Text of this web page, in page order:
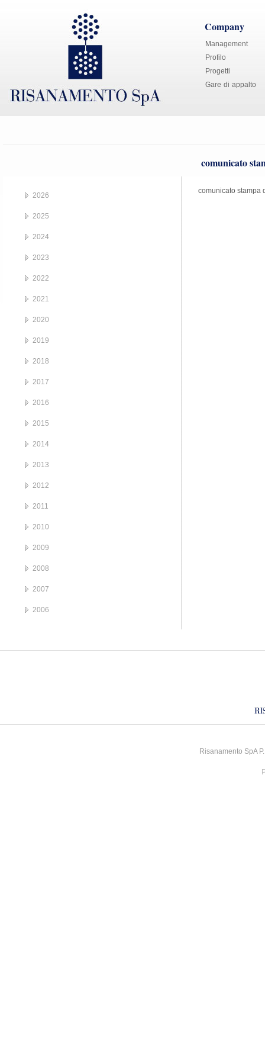
Company
Management
Profilo
Progetti
Gare di appalto
comunicato
comunicato stampa
2026
2025
2024
2023
2022
2021
2020
2019
2018
2017
2016
2015
2014
2013
2012
2011
2010
2009
2008
2007
2006
Risanamento SpA